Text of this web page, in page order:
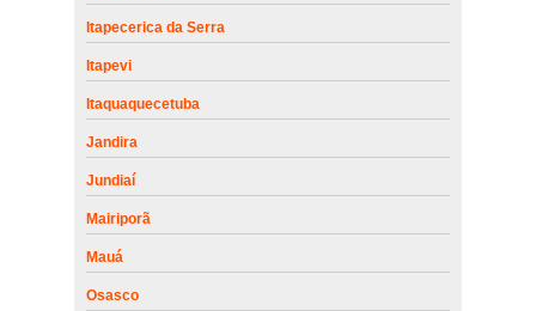
troca de central portão eletronico Cidade Ademar
substituição de placa de portão Ribeirão Pires
Itapecerica da Serra
Itapevi
Itaquaquecetuba
Jandira
Jundiaí
Mairiporã
Mauá
Osasco